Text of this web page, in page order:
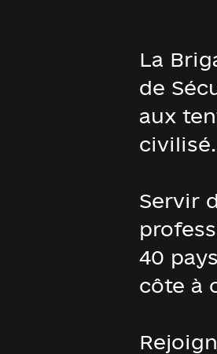
La
de
aux
civilisé.
Servir
40
côte à